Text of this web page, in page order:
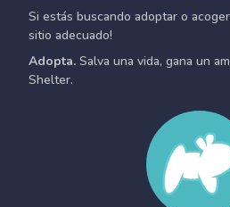
Si estás buscando adoptar o
sitio adecuado!
Adopta. Salva una vida, gana un
Shelter.